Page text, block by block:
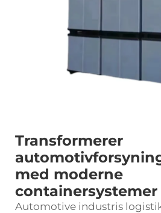
Transformerer
med moderne
containersystemer
Automotive industris